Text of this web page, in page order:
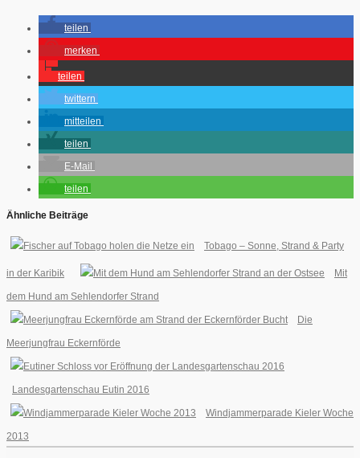
teilen
merken
teilen
twittern
mitteilen
teilen
E-Mail
teilen
Ähnliche Beiträge
Tobago – Sonne, Strand & Party
in der Karibik Mit
dem Hund am Sehlendorfer Strand
Die
Meerjungfrau Eckernförde
Landesgartenschau Eutin 2016
Windjammerparade Kieler Woche
2013